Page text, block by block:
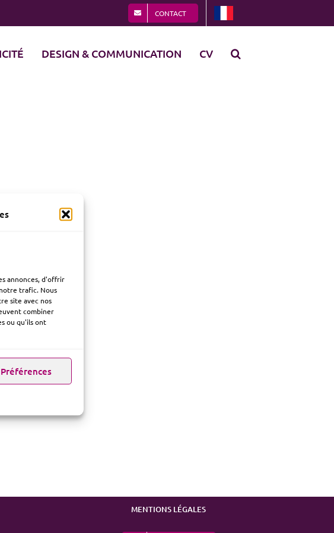
annonces, d'offrir
trafic. Nous
site avec nos
combiner
ou qu'ils ont
Préférences
CONTACT
DESIGN & COMMUNICATION CV
MENTIONS LÉGALES